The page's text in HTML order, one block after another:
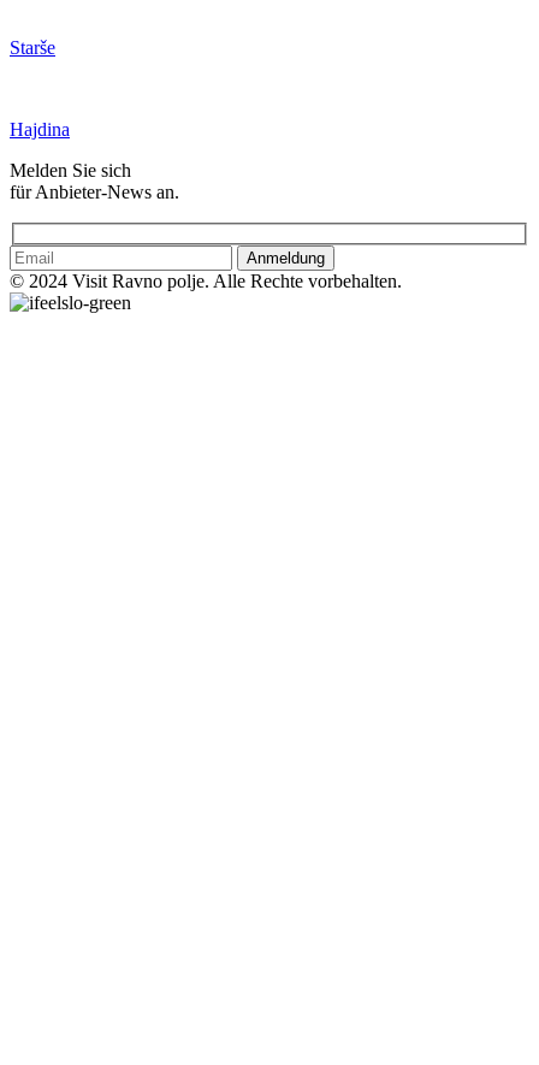
Starše
Hajdina
Melden Sie sich
für Anbieter-News an.
Anmeldung
© 2024 Visit Ravno polje. Alle Rechte vorbehalten.